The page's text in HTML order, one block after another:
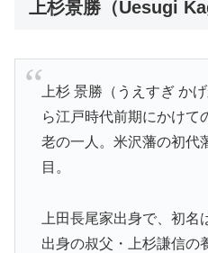
上杉景勝（Uesugi
上杉 景勝（うえすぎ か
ら江戸時代前期にかけて
老の一人。米沢藩の初代
目。
上田長尾家出身で、初
出身の叔父・上杉謙信の